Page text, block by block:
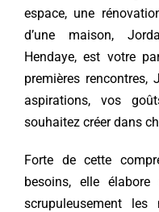
espace, une
d’une maison,
Hendaye, est votre
premières rencontres,
aspirations, vos
souhaitez créer dans
Forte de cette
besoins, elle
scrupuleusement